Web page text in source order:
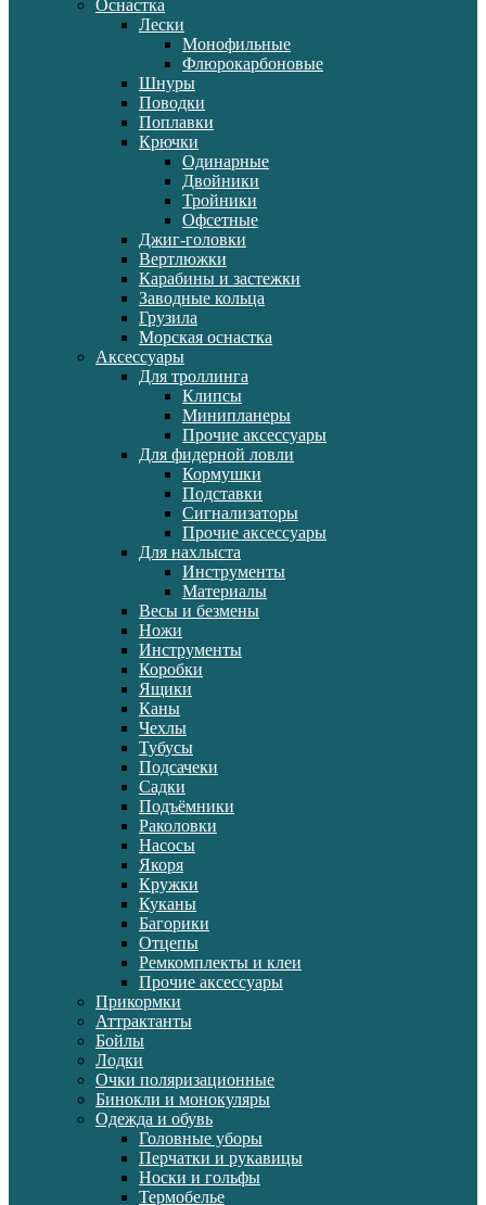
Оснастка
Лески
Монофильные
Флюрокарбоновые
Шнуры
Поводки
Поплавки
Крючки
Одинарные
Двойники
Тройники
Офсетные
Джиг-головки
Вертлюжки
Карабины и застежки
Заводные кольца
Грузила
Морская оснастка
Аксессуары
Для троллинга
Клипсы
Минипланеры
Прочие аксессуары
Для фидерной ловли
Кормушки
Подставки
Сигнализаторы
Прочие аксессуары
Для нахлыста
Инструменты
Материалы
Весы и безмены
Ножи
Инструменты
Коробки
Ящики
Каны
Чехлы
Тубусы
Подсачеки
Садки
Подъёмники
Раколовки
Насосы
Якоря
Кружки
Куканы
Багорики
Отцепы
Ремкомплекты и клеи
Прочие аксессуары
Прикормки
Аттрактанты
Бойлы
Лодки
Очки поляризационные
Бинокли и монокуляры
Одежда и обувь
Головные уборы
Перчатки и рукавицы
Носки и гольфы
Термобелье